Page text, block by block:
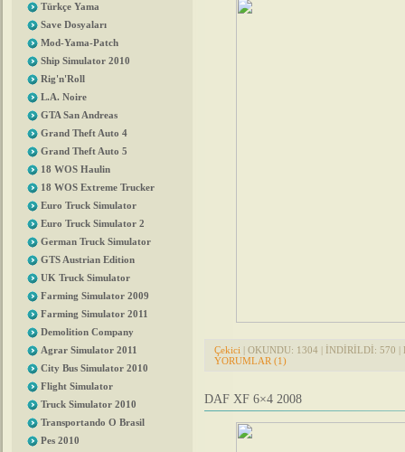
Türkçe Yama
Save Dosyaları
Mod-Yama-Patch
Ship Simulator 2010
Rig'n'Roll
L.A. Noire
GTA San Andreas
Grand Theft Auto 4
Grand Theft Auto 5
18 WOS Haulin
18 WOS Extreme Trucker
Euro Truck Simulator
Euro Truck Simulator 2
German Truck Simulator
GTS Austrian Edition
UK Truck Simulator
Farming Simulator 2009
Farming Simulator 2011
Demolition Company
Agrar Simulator 2011
City Bus Simulator 2010
Flight Simulator
Truck Simulator 2010
Transportando O Brasil
Pes 2010
Çekici | OKUNDU: 1304 | İNDİRİLDİ: 570 |
YORUMLAR (1)
DAF XF 6×4 2008